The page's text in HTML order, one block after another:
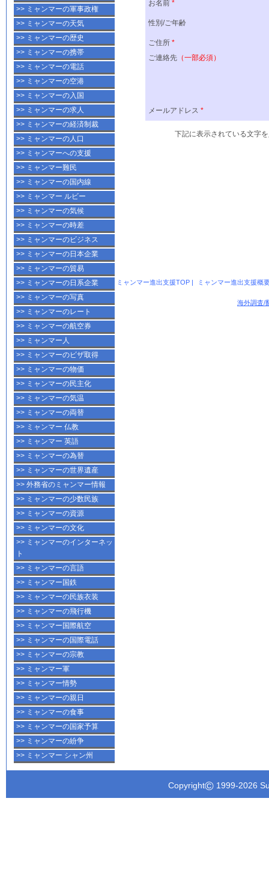
>> ミャンマーの軍事政権
>> ミャンマーの天気
>> ミャンマーの歴史
>> ミャンマーの携帯
>> ミャンマーの電話
>> ミャンマーの空港
>> ミャンマーの入国
>> ミャンマーの求人
>> ミャンマーの経済制裁
>> ミャンマーの人口
>> ミャンマーへの支援
>> ミャンマー難民
>> ミャンマーの国内線
>> ミャンマー ルビー
>> ミャンマーの気候
>> ミャンマーの時差
>> ミャンマーのビジネス
>> ミャンマーの日本企業
>> ミャンマーの貿易
>> ミャンマーの日系企業
>> ミャンマーの写真
>> ミャンマーのレート
>> ミャンマーの航空券
>> ミャンマー人
>> ミャンマーのビザ取得
>> ミャンマーの物価
>> ミャンマーの民主化
>> ミャンマーの気温
>> ミャンマーの両替
>> ミャンマー 仏教
>> ミャンマー 英語
>> ミャンマーの為替
>> ミャンマーの世界遺産
>> 外務省のミャンマー情報
>> ミャンマーの少数民族
>> ミャンマーの資源
>> ミャンマーの文化
>> ミャンマーのインターネッ
ト
>> ミャンマーの言語
>> ミャンマー国鉄
>> ミャンマーの民族衣装
>> ミャンマーの飛行機
>> ミャンマー国際航空
>> ミャンマーの国際電話
>> ミャンマーの宗教
>> ミャンマー軍
>> ミャンマー情勢
>> ミャンマーの親日
>> ミャンマーの食事
>> ミャンマーの国家予算
>> ミャンマーの紛争
>> ミャンマー シャン州
ミャンマー進出支援TOP| ミャンマー進出支援概
海外調査/
Copyright© 1999-2026